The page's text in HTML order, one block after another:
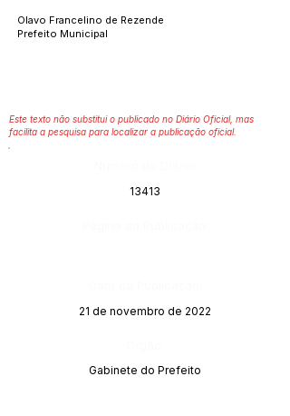
Olavo Francelino de Rezende
Prefeito Municipal
Este texto não substitui o publicado no Diário Oficial, mas
facilita a pesquisa para localizar a publicação oficial.
13413
21 de novembro de 2022
Gabinete do Prefeito